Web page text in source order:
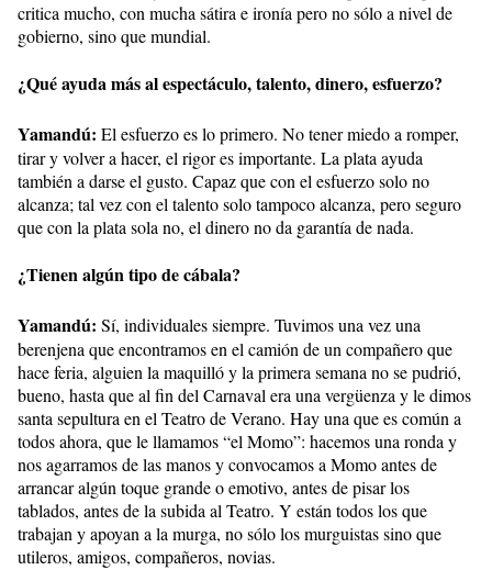
critica mucho, con mucha sátira e ironía pero no sólo a nivel de
gobierno, sino que mundial.
¿Qué ayuda más al espectáculo, talento, dinero, esfuerzo?
Yamandú: El esfuerzo es lo primero. No tener miedo a romper,
tirar y volver a hacer, el rigor es importante. La plata ayuda
también a darse el gusto. Capaz que con el esfuerzo solo no
alcanza; tal vez con el talento solo tampoco alcanza, pero seguro
que con la plata sola no, el dinero no da garantía de nada.
¿Tienen algún tipo de cábala?
Yamandú: Sí, individuales siempre. Tuvimos una vez una
berenjena que encontramos en el camión de un compañero que
hace feria, alguien la maquilló y la primera semana no se pudrió,
bueno, hasta que al fin del Carnaval era una vergüenza y le dimos
santa sepultura en el Teatro de Verano. Hay una que es común a
todos ahora, que le llamamos “el Momo”: hacemos una ronda y
nos agarramos de las manos y convocamos a Momo antes de
arrancar algún toque grande o emotivo, antes de pisar los
tablados, antes de la subida al Teatro. Y están todos los que
trabajan y apoyan a la murga, no sólo los murguistas sino que
utileros, amigos, compañeros, novias.